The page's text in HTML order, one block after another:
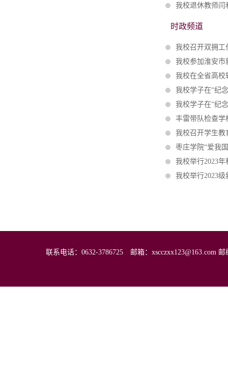
我校退休教师闫
时政频道
我校召开双拥工
我校参加淮安市
我校在全省高校
我校学子在“纪
我校学子在“纪
丰雷带队检查学
我校召开学生教
枣庄学院“爱我
我校举行2023
我校举行2023
联系电话：0632-3786725 邮箱：xscczxx123@163.com